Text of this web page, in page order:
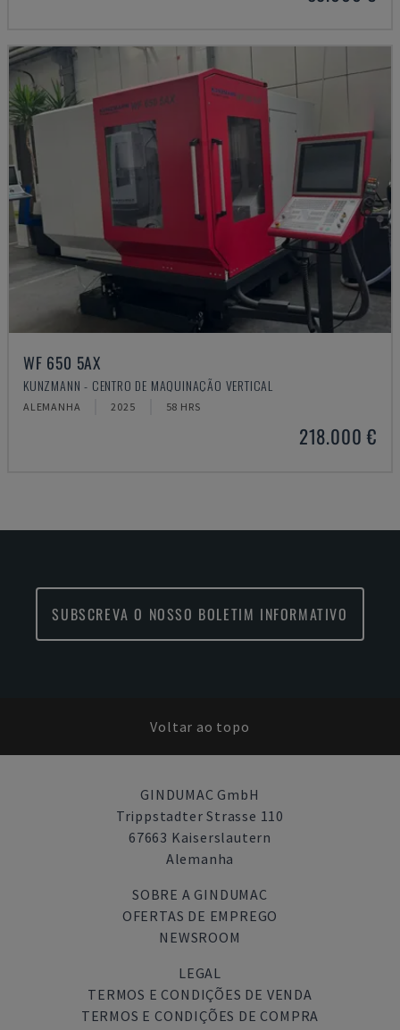
WF 650 5AX
KUNZMANN - CENTRO DE MAQUINAÇÃO VERTICAL
ALEMANHA 2025 58 HRS
218.000 €
SUBSCREVA O NOSSO BOLETIM INFORMATIVO
Voltar ao topo
GINDUMAC GmbH
Trippstadter Strasse 110
67663 Kaiserslautern
Alemanha
SOBRE A GINDUMAC
OFERTAS DE EMPREGO
NEWSROOM
LEGAL
TERMOS E CONDIÇÕES DE VENDA
TERMOS E CONDIÇÕES DE COMPRA